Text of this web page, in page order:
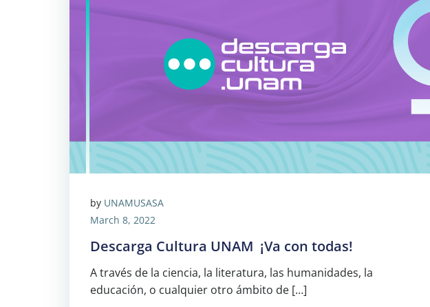
by UNAMUSASA
March 8, 2022
Descarga Cultura UNAM ¡Va con todas!
A través de la ciencia, la literatura, las humanidades, la
educación, o cualquier otro ámbito de […]